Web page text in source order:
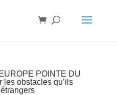
POINTE DU
les obstacles qu’ils